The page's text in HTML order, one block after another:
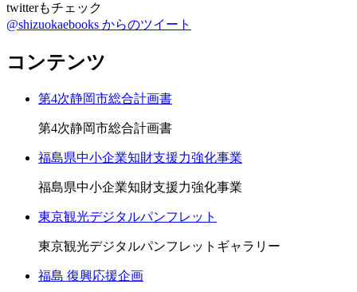
twitterもチェック
@shizuokaebooks からのツイート
コンテンツ
第4次静岡市総合計画書
第4次静岡市総合計画書
福島県中小企業知財支援力強化事業
福島県中小企業知財支援力強化事業
東京観光デジタルパンフレット
東京観光デジタルパンフレットギャラリー
福島 復興応援企画